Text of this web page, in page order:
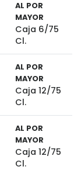
AL POR
MAYOR
Caja 6/75
Cl.
AL POR
MAYOR
Caja 12/75
Cl.
AL POR
MAYOR
Caja 12/75
Cl.